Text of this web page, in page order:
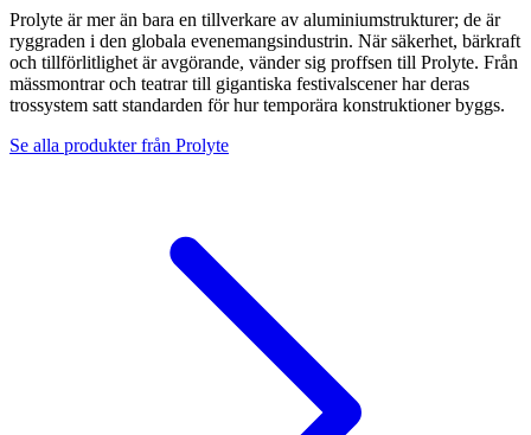
Prolyte är mer än bara en tillverkare av aluminiumstrukturer; de är
ryggraden i den globala evenemangsindustrin. När säkerhet, bärkraft
och tillförlitlighet är avgörande, vänder sig proffsen till Prolyte. Från
mässmontrar och teatrar till gigantiska festivalscener har deras
trossystem satt standarden för hur temporära konstruktioner byggs.
Se alla produkter från Prolyte